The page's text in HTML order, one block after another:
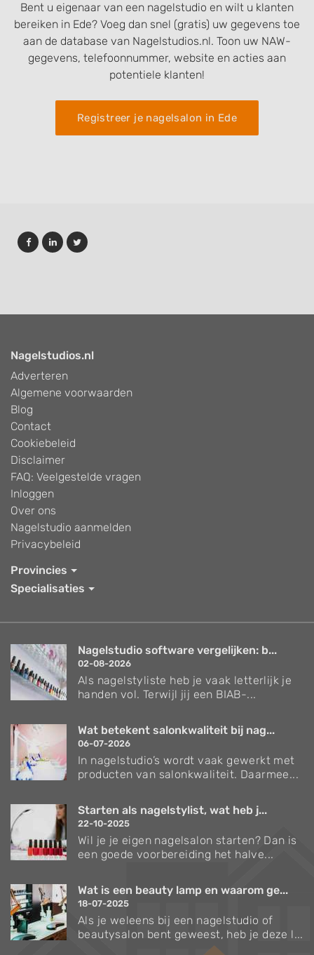
Bent u eigenaar van een nagelstudio en wilt u klanten
bereiken in Ede? Voeg dan snel (gratis) uw gegevens toe
aan de database van Nagelstudios.nl. Toon uw NAW-
gegevens, telefoonnummer, website en acties aan
potentiele klanten!
Registreer je nagelsalon in Ede
Nagelstudios.nl
Adverteren
Algemene voorwaarden
Blog
Contact
Cookiebeleid
Disclaimer
FAQ: Veelgestelde vragen
Inloggen
Over ons
Nagelstudio aanmelden
Privacybeleid
Provincies
Specialisaties
Nagelstudio software vergelijken: b...
02-08-2026
Als nagelstyliste heb je vaak letterlijk je
handen vol. Terwijl jij een BIAB-...
Wat betekent salonkwaliteit bij nag...
06-07-2026
In nagelstudio’s wordt vaak gewerkt met
producten van salonkwaliteit. Daarmee...
Starten als nagelstylist, wat heb j...
22-10-2025
Wil je je eigen nagelsalon starten? Dan is
een goede voorbereiding het halve...
Wat is een beauty lamp en waarom ge...
18-07-2025
Als je weleens bij een nagelstudio of
beautysalon bent geweest, heb je deze l...